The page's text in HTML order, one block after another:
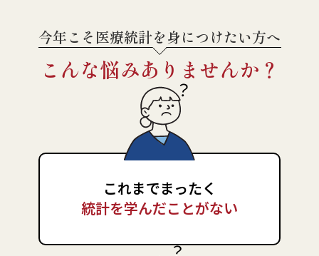
今年こそ医療統計を身につけたい方へ
こんな悩みありませんか？
これまでまったく
統計を学んだことがない